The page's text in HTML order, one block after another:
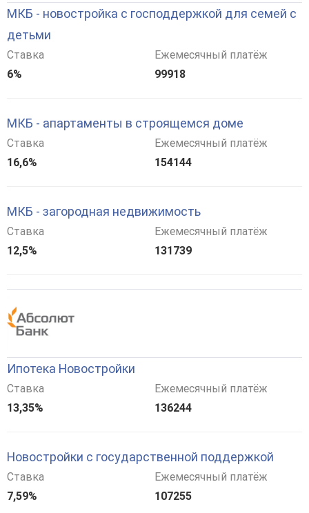
МКБ - новостройка с господдержкой для семей с
детьми
Ставка
6%
Ежемесячный платёж
99918
МКБ - апартаменты в строящемся доме
Ставка
16,6%
Ежемесячный платёж
154144
МКБ - загородная недвижимость
Ставка
12,5%
Ежемесячный платёж
131739
Ипотека Новостройки
Ставка
13,35%
Ежемесячный платёж
136244
Новостройки с государственной поддержкой
Ставка
7,59%
Ежемесячный платёж
107255